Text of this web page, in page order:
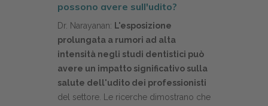
possono avere sull'udito?
Dr. Narayanan: L'esposizione
prolungata a rumori ad alta
intensità negli studi dentistici può
avere un impatto significativo sulla
salute dell'udito dei professionisti
del settore. Le ricerche dimostrano che